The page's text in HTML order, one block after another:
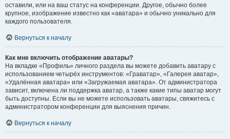
оставили, или на ваш статус на конференции. Другое, обычно более
крупное, изображение известно как «аватара» и обычно уникально для
каждого пользователя.
Вернуться к началу
Как мне включить отображение аватары?
На вкладке «Профиль» личного раздела вы можете добавить аватару с
использованием четырёх инструментов: «Граватар», «Галерея аватар»,
«Удалённая аватара» или «Загружаемая аватара». От администратора
зависит, включена ли поддержка аватар, а также какие типы аватар могут
быть доступны. Если вы не можете использовать аватары, свяжитесь с
администратором конференции для выяснения причин.
Вернуться к началу